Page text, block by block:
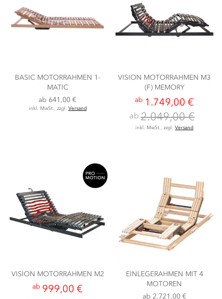
BASIC MOTORRAHMEN 1-
MATIC
ab 641,00 €
inkl. MwSt., zzgl. Versand
VISION MOTORRAHMEN M3
(F) MEMORY
ab 1.749,00 €
ab 2.049,00 €
inkl. MwSt., zzgl.Versand
VISION MOTORRAHMEN M2
ab 999,00 €
EINLEGERAHMEN MIT 4
MOTOREN
ab 2.721,00 €